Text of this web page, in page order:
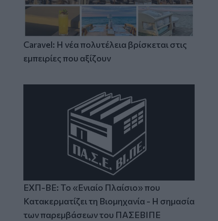
Caravel: Η νέα πολυτέλεια βρίσκεται στις
εμπειρίες που αξίζουν
ΕΧΠ-ΒΕ: Το «Ενιαίο Πλαίσιο» που
Κατακερματίζει τη Βιομηχανία - Η σημασία
των παρεμβάσεων του ΠΑΣΕΒΙΠΕ